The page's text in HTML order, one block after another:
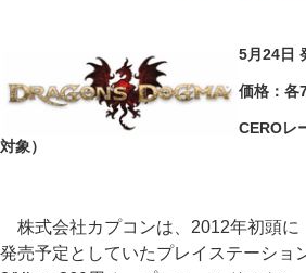
5月24日
価格：各
CEROレ
対象）
株式会社カプコンは、2012年初頭に
発売予定としていたプレイステーショ